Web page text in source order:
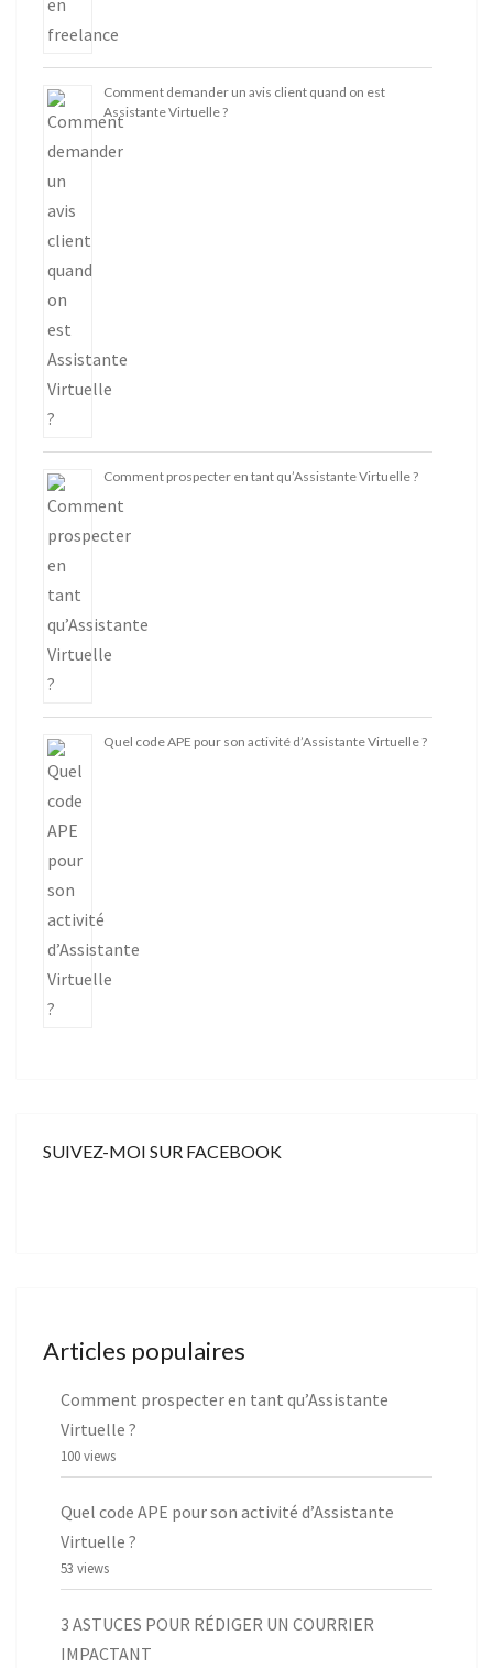
Comment demander un avis client quand on est
Assistante Virtuelle ?
Comment prospecter en tant qu’Assistante Virtuelle ?
Quel code APE pour son activité d’Assistante Virtuelle ?
SUIVEZ-MOI SUR FACEBOOK
Articles populaires
Comment prospecter en tant qu’Assistante
Virtuelle ?
100 views
Quel code APE pour son activité d’Assistante
Virtuelle ?
53 views
3 ASTUCES POUR RÉDIGER UN COURRIER
IMPACTANT